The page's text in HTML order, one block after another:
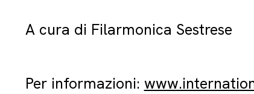
A cura di Filarmonica Sestrese
Per informazioni: